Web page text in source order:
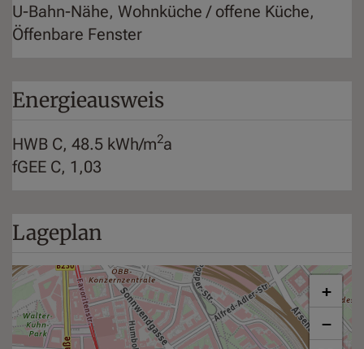
U-Bahn-Nähe Wohnküche / offene Küche
Öffenbare Fenster
Energieausweis
HWB C, 48.5 kWh/m2a
fGEE C, 1,03
Lageplan
+
−